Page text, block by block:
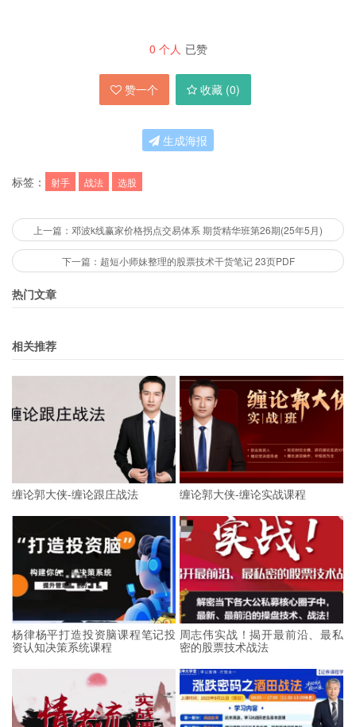
0 个人 已赞
赞一个 收藏 (0)
生成海报
标签： 射手 战法 选股
上一篇：邓波k线赢家价格拐点交易体系 期货精华班第26期(25年5月)
下一篇：超短小师妹整理的股票技术干货笔记 23页PDF
热门文章
相关推荐
缠论郭大侠-缠论跟庄战法 缠论郭大侠-缠论实战课程
杨律杨平打造投资脑课程笔记投
资认知决策系统课程
周志伟实战！揭开最前沿、最私
密的股票技术战法